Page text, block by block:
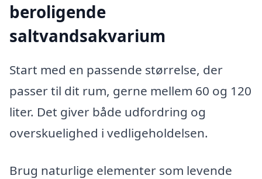
beroligende
saltvandsakvarium
Start med en passende størrelse, der
passer til dit rum, gerne mellem 60 og 120
liter. Det giver både udfordring og
overskuelighed i vedligeholdelsen.
Brug naturlige elementer som levende